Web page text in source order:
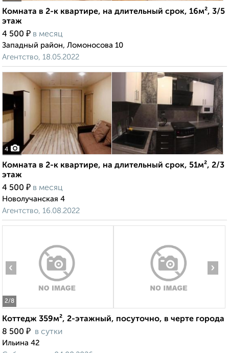
Комната в 2-к квартире, на длительный срок, 16м², 3/5
этаж
4 500 ₽ в месяц
Западный район, Ломоносова 10
Агентство, 18.05.2022
4
Комната в 2-к квартире, на длительный срок, 51м², 2/3
этаж
4 500 ₽ в месяц
Новолучанская 4
Агентство, 16.08.2022
2/8
‹ ›
Коттедж 359м², 2-этажный, посуточно, в черте города
8 500 ₽ в сутки
Ильина 42